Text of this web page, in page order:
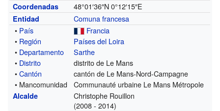
Coordenadas 48°01′36″N 0°12′15″E
Entidad
Comuna francesa
• País
Francia
• Región
Países del Loira
• Departamento
Sarthe
• Distrito
distrito de Le Mans
•Cantón
cantón de Le Mans-Nord-Campagne
• Mancomunidad
Communauté urbaine Le Mans Métropole
Alcalde
Christophe Rouillon
(2008 - 2014)